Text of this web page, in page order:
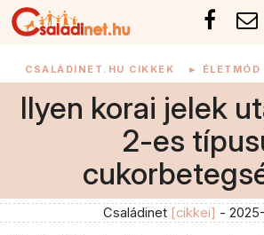
CSALÁDINET.HU CIKKEK ► ÉLETMÓD
Ilyen korai jelek
2-es
Családinet [cikkei] -